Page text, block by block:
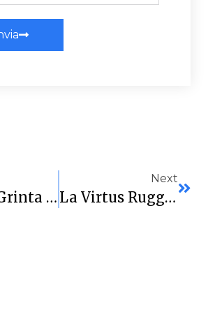
Cuore E Grinta Virtus: Cagliari Stende Livorno E Vede Il Settimo Posto
Next
La Virtus Ruggisce Al PalaVienna: Il Derby È Biancoblu. Dedica Speciale Per Anedda E Gallus